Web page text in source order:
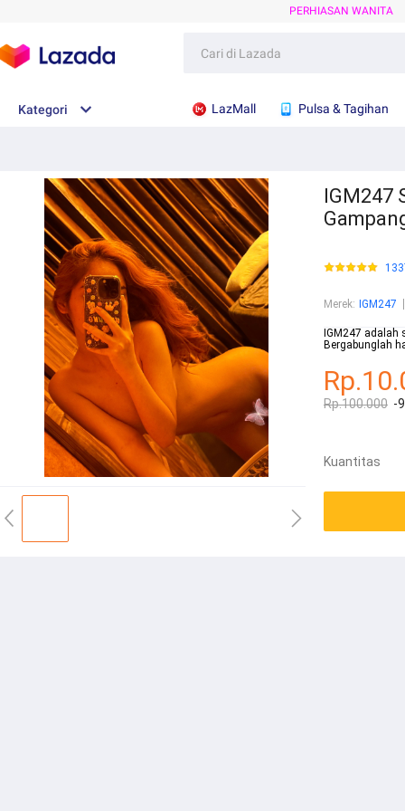
PERHIASAN WANITA
Kategori LazMall Pulsa & Tagihan
IGM247
Merek: IGM247
IGM247
Bergabunglah
Rp.100.000 -
Kuantitas